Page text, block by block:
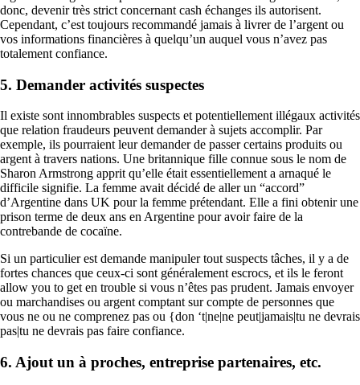
donc, devenir très strict concernant cash échanges ils autorisent.
Cependant, c’est toujours recommandé jamais à livrer de l’argent ou
vos informations financières à quelqu’un auquel vous n’avez pas
totalement confiance.
5. Demander activités suspectes
Il existe sont innombrables suspects et potentiellement illégaux activités
que relation fraudeurs peuvent demander à sujets accomplir. Par
exemple, ils pourraient leur demander de passer certains produits ou
argent à travers nations. Une britannique fille connue sous le nom de
Sharon Armstrong apprit qu’elle était essentiellement a arnaqué le
difficile signifie. La femme avait décidé de aller un “accord”
d’Argentine dans UK pour la femme prétendant. Elle a fini obtenir une
prison terme de deux ans en Argentine pour avoir faire de la
contrebande de cocaïne.
Si un particulier est demande manipuler tout suspects tâches, il y a de
fortes chances que ceux-ci sont généralement escrocs, et ils le feront
allow you to get en trouble si vous n’êtes pas prudent. Jamais envoyer
ou marchandises ou argent comptant sur compte de personnes que
vous ne ou ne comprenez pas ou {don ‘t|ne|ne peut|jamais|tu ne devrais
pas|tu ne devrais pas faire confiance.
6. Ajout un à proches, entreprise partenaires, etc.